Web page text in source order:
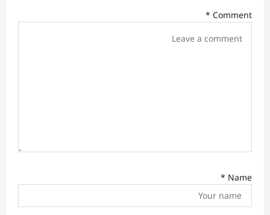
t
Comment
*
Name
*